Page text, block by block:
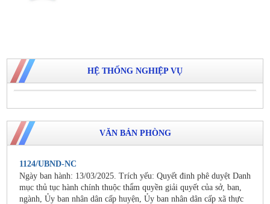
HỆ THỐNG NGHIỆP VỤ
VĂN BẢN PHÒNG
1124/UBND-NC
Ngày ban hành: 13/03/2025. Trích yếu: Quyết đinh phê duyệt Danh
mục thủ tục hành chính thuộc thẩm quyền giải quyết của sở, ban,
ngành, Ủy ban nhân dân cấp huyện, Ủy ban nhân dân cấp xã thực